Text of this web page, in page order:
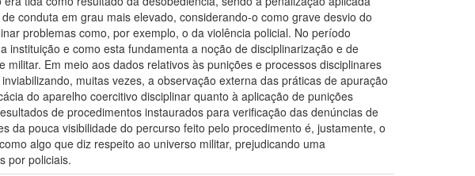
conduta em grau mais elevado, considerando-o como grave desvio do
problemas como, por exemplo, o da violência policial. No período
e como esta fundamenta a noção de disciplinarização e de
Em meio aos dados relativos às punições e processos disciplinares
muitas vezes, a observação externa das práticas de apuração
do aparelho coercitivo disciplinar quanto à aplicação de punições
de procedimentos instaurados para verificação das denúncias de
da pouca visibilidade do percurso feito pelo procedimento é, justamente, o
algo que diz respeito ao universo militar, prejudicando uma
por policiais.